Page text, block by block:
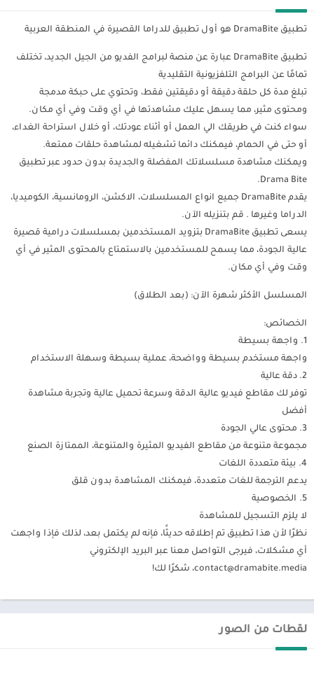
تطبيق DramaBite هو أول تطبيق للدراما القصيرة في المنطقة العربية
تطبيق DramaBite عبارة عن منصة لبرامج الفديو من الجيل الجديد، تختلف
تمامًا عن البرامج التلفزيونية التقليدية
تبلغ مدة كل حلقة دقيقة أو دقيقتين فقط، وتحتوي على حبكة مدمجة
ومحتوى مثير، مما يسهل عليك مشاهدتها في أي وقت وفي أي مكان.
سواء كنت في طريقك الي العمل أو أثناء عودتك، أو خلال استراحة الغداء،
أو حتى في الحمام، فيمكنك دائما تشغيله لمشاهدة حلقات ممتعة.
ويمكنك مشاهدة مسلسلاتك المفضلة والجديدة بدون حدود عبر تطبيق
Drama Bite.
يقدم DramaBite جميع انواع المسلسلات، الاكشن، الرومانسية، الكوميديا،
الدراما وغيرها . قم بتنزيله الآن.
يسعى تطبيق DramaBite بتزويد المستخدمين بمسلسلات درامية قصيرة
عالية الجودة، مما يسمح للمستخدمين بالاستمتاع بالمحتوى المثير في أي
وقت وفي أي مكان.
المسلسل الأكثر شهرة الآن: (بعد الطلاق)
الخصائص:
1. واجهة بسيطة
واجهة مستخدم بسيطة وواضحة، عملية بسيطة وسهلة الاستخدام
2. دقة عالية
توفر لك مقاطع فيديو عالية الدقة وسرعة تحميل عالية وتجربة مشاهدة
أفضل
3. محتوى عالي الجودة
مجموعة متنوعة من مقاطع الفيديو المثيرة والمتنوعة، الممتازة الصنع
4. بيئة متعددة اللغات
يدعم الترجمة للغات متعددة، فيمكنك المشاهدة بدون قلق
5. الخصوصية
لا يلزم التسجيل للمشاهدة
نظرًا لأن هذا تطبيق تم إطلاقه حديثًا، فإنه لم يكتمل بعد، لذلك فإذا واجهت
أي مشكلات، فيرجى التواصل معنا عبر البريد الإلكتروني
contact@dramabite.media، شكرًا لك!
لقطات من الصور